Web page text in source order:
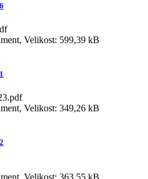
Velikost: 599,39 kB
Velikost: 349,26 kB
Velikost: 363,55 kB